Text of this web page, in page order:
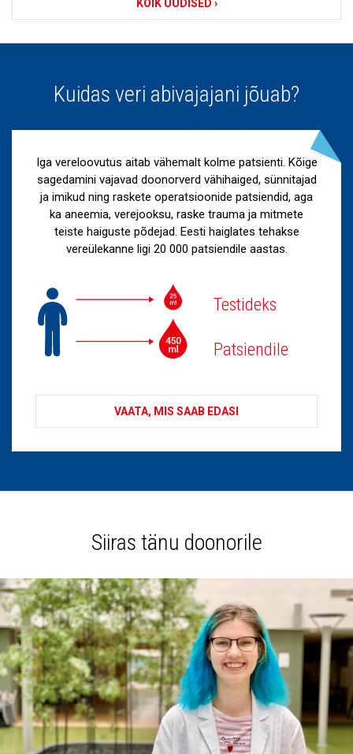
KÕIK UUDISED ›
Kuidas veri abivajajani jõuab?
Iga vereloovutus aitab vähemalt kolme patsienti. Kõige
sagedamini vajavad doonorverd vähihaiged, sünnitajad
ja imikud ning raskete operatsioonide patsiendid, aga
ka aneemia, verejooksu, raske trauma ja mitmete
teiste haiguste põdejad. Eesti haiglates tehakse
vereülekanne ligi 20 000 patsiendile aastas.
Testideks
Patsiendile
VAATA, MIS SAAB EDASI
Siiras tänu doonorile